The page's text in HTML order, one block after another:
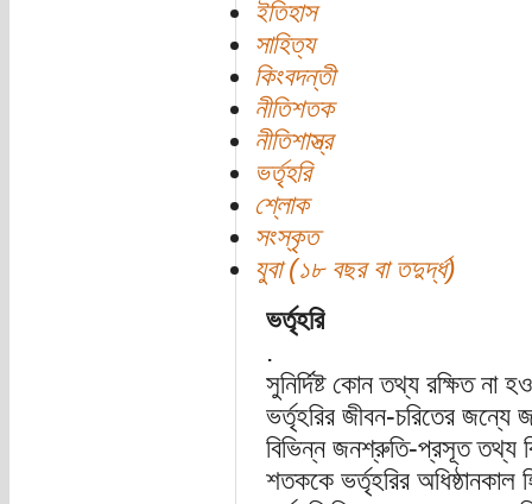
ইতিহাস
সাহিত্য
কিংবদন্তী
নীতিশতক
নীতিশাস্ত্র
ভর্তৃহরি
শ্লোক
সংস্কৃত
যুবা (১৮ বছর বা তদুর্দ্ধ)
ভর্তৃহরি
.
সুনির্দিষ্ট কোন তথ্য রক্ষিত না
ভর্তৃহরির জীবন-চরিতের
বিভিন্ন জনশ্রুতি-প্রসূত তথ্য
শতককে ভর্তৃহরির অধিষ্ঠানকাল